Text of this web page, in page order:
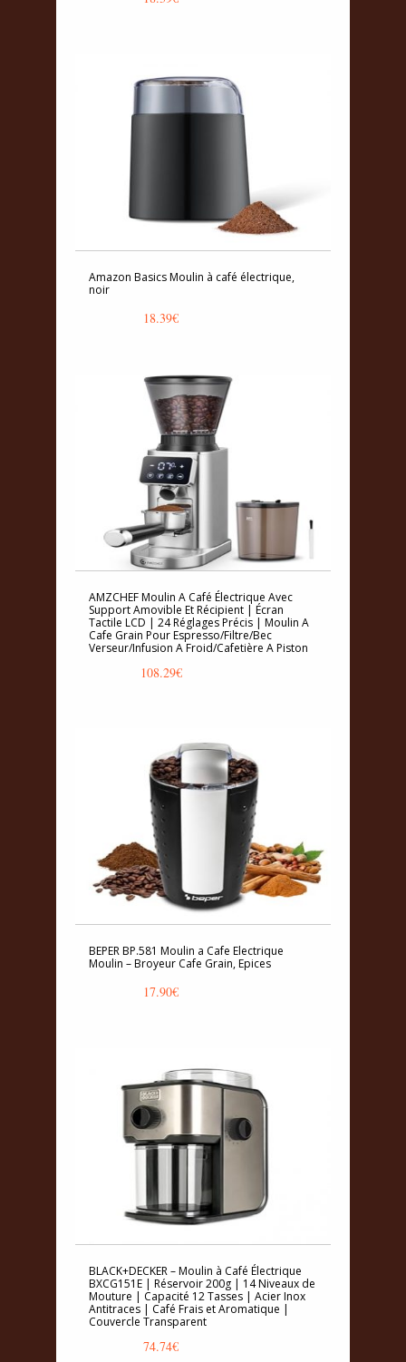
Amazon Basics Moulin à café électrique,
noir
18.39€
AMZCHEF Moulin A Café Électrique Avec
Support Amovible Et Récipient | Écran
Tactile LCD | 24 Réglages Précis | Moulin A
Cafe Grain Pour Espresso/Filtre/Bec
Verseur/Infusion A Froid/Cafetière A Piston
108.29€
BEPER BP.581 Moulin a Cafe Electrique
Moulin – Broyeur Cafe Grain, Epices
17.90€
BLACK+DECKER – Moulin à Café Électrique
BXCG151E | Réservoir 200g | 14 Niveaux de
Mouture | Capacité 12 Tasses | Acier Inox
Antitraces | Café Frais et Aromatique |
Couvercle Transparent
74.74€